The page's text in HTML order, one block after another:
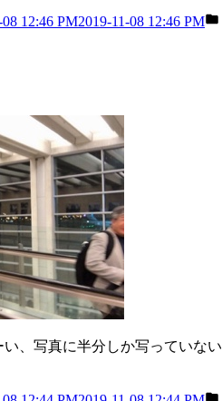
08 12:46 PM2019-11-08 12:46 PM
、写真に半分しか写っていない